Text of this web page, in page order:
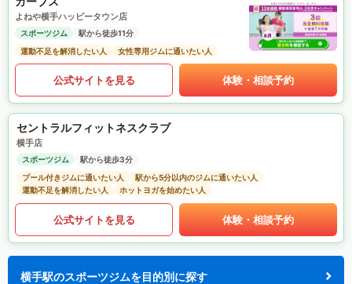
よねや横手ハッピータウン店
スポーツジム
駅から徒歩11分
運動不足を解消したい人
女性専用ジムに通いたい人
公式サイトを見る 体験・相談予約
セントラルフィットネスクラブ
横手店
スポーツジム
駅から徒歩3分
プール付きジムに通いたい人
駅から5分以内のジムに通いたい人
運動不足を解消したい人
ホットヨガを始めたい人
公式サイトを見る 体験・相談予約
横手駅のスポーツジムを目的別に探す